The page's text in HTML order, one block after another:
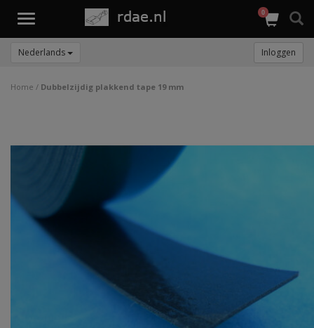
Toggle
0
Nederlands Inloggen
Home / Dubbelzijdig plakkend tape 19 mm